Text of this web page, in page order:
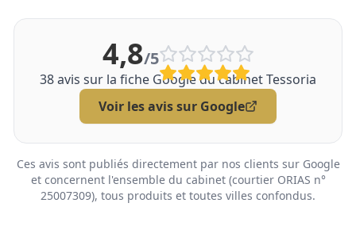
4,8/5
38avis sur la fiche Google du cabinet Tessoria
Voir les avis sur Google
Ces avis sont publiés directement par nos clients sur Google
et concernent l'ensemble du cabinet (courtier ORIAS n°
25007309), tous produits et toutes villes confondus.